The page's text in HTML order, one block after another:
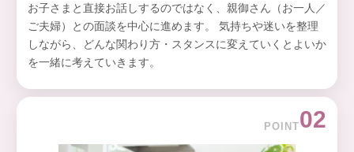
お子さまと直接お話しするのではなく、親御さん（お一人／
ご夫婦）との面談を中心に進めます。 気持ちや迷いを整理
しながら、どんな関わり方・スタンスに変えていくとよいか
を一緒に考えていきます。
POINT02